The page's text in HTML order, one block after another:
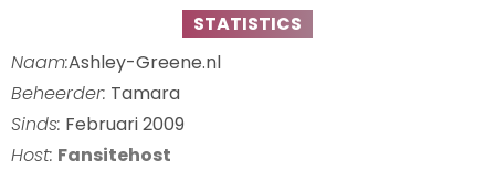
STATISTICS
Naam:Ashley-Greene.nl
Beheerder: Tamara
Sinds: Februari 2009
Host: Fansitehost